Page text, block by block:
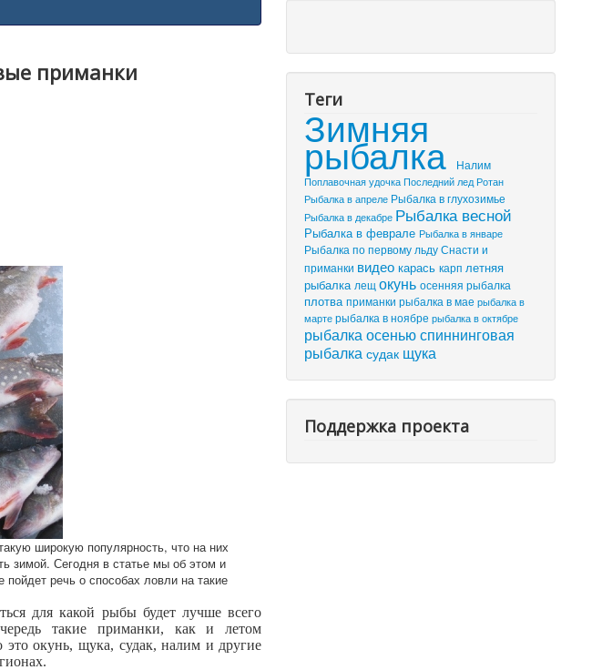
приманки
широкую популярность, что на них
зимой. Сегодня в статье мы об этом и
речь о способах ловли на такие
для какой рыбы будет лучше всего
такие приманки, как и летом
окунь, щука, судак, налим и другие
Теги
Зимняя
рыбалка
Налим
Поплавочная удочкаПоследний лед Ротан
Рыбалка в апреле Рыбалка в глухозимье
Рыбалка в декабре Рыбалка весной
Рыбалка в феврале Рыбалка в январе
Рыбалка по первому льдуСнасти и
приманки видеокараськарп летняя
рыбалкалещокуньосенняя рыбалка
плотваприманкирыбалка в маерыбалка в
мартерыбалка в ноябрерыбалка в октябре
рыбалка осеньюспиннинговая
рыбалкасудак щука
Поддержка проекта